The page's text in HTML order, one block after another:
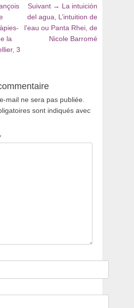
la
3
Suivant → Article
suivant
:
La intuición
del agua, L’intuition de
l’eau ou Panta Rhei, de
Nicole Barromé
mail ne sera pas publiée.
sont indiqués avec